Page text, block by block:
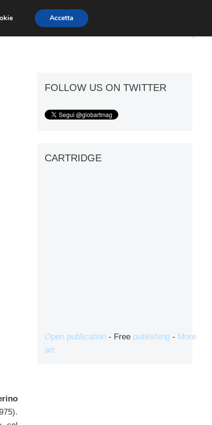
ART GOSSIP FIERE GALLERIE
FOLLOW US ON TWITTER
CARTRIDGE
Open publication - Free publishing - More
art
Accetta